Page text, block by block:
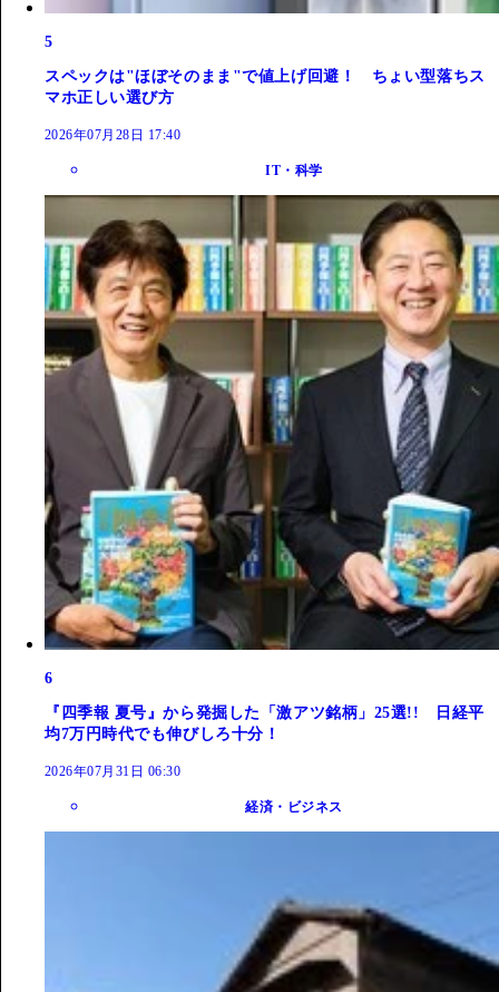
5
スペックは"ほぼそのまま"で値上げ回避！ ちょい型落ちス
マホ正しい選び方
2026年07月28日 17:40
IT・科学
6
『四季報 夏号』から発掘した「激アツ銘柄」25選!! 日経平
均7万円時代でも伸びしろ十分！
2026年07月31日 06:30
経済・ビジネス